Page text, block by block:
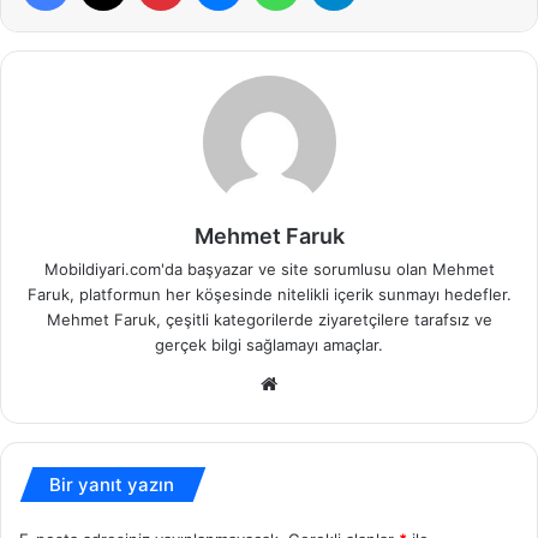
Mehmet Faruk
Mobildiyari.com'da başyazar ve site sorumlusu olan Mehmet
Faruk, platformun her köşesinde nitelikli içerik sunmayı hedefler.
Mehmet Faruk, çeşitli kategorilerde ziyaretçilere tarafsız ve
gerçek bilgi sağlamayı amaçlar.
Bir yanıt yazın